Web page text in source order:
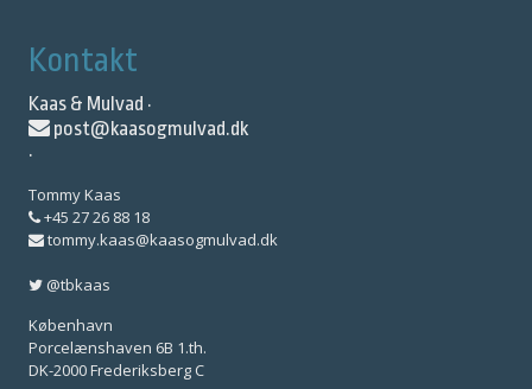
Kontakt
Kaas & Mulvad ·
post@kaasogmulvad.dk
·
Tommy Kaas
+45 27 26 88 18
tommy.kaas@kaasogmulvad.dk
@tbkaas
København
Porcelænshaven 6B 1.th.
DK-2000 Frederiksberg C